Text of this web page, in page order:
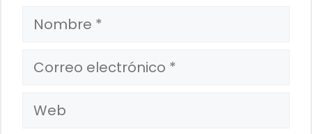
Nombre
Correo
electrónico
Web